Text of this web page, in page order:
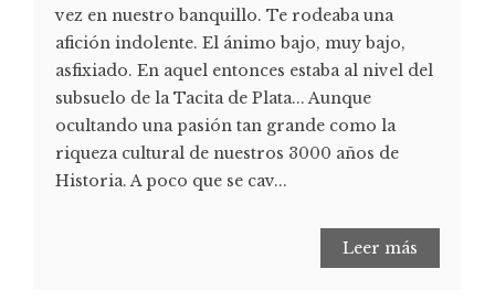
vez en nuestro banquillo. Te rodeaba una
afición indolente. El ánimo bajo, muy bajo,
asfixiado. En aquel entonces estaba al nivel del
subsuelo de la Tacita de Plata... Aunque
ocultando una pasión tan grande como la
riqueza cultural de nuestros 3000 años de
Historia. A poco que se cav...
Leer más